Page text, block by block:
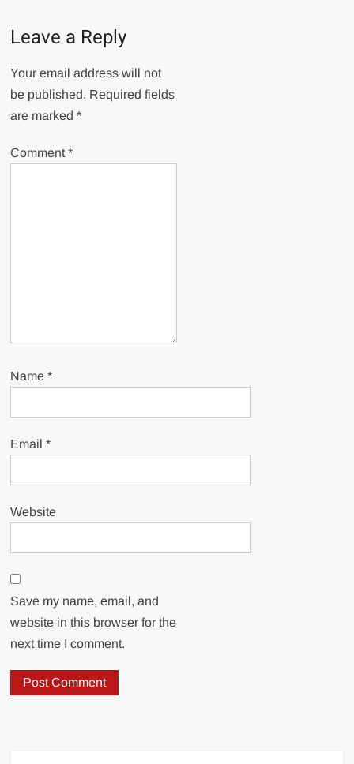
Leave a Reply
Your email address will not
be published. Required fields
are marked*
Comment*
Name*
Email*
Website
Save my name, email, and
website in this browser for the
next time I comment.